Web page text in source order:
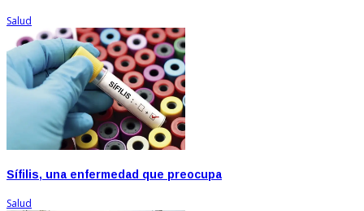
Salud
Sífilis, una enfermedad que preocupa
Salud